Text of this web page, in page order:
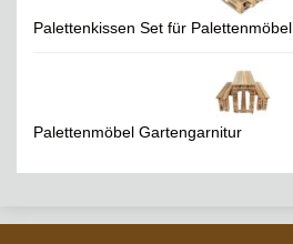
Palettenkissen Set für Palettenmöbel
Palettenmöbel Gartengarnitur